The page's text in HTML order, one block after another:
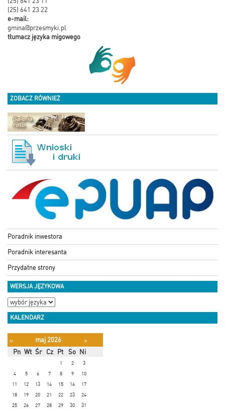
(25) 641 23 22
e-mail:
gmina@przesmyki.pl
tłumacz języka migowego
ZOBACZ RÓWNIEŻ
Poradnik inwestora
Poradnik interesanta
Przydatne strony
WERSJA JĘZYKOWA
KALENDARZ
« maj 2026
»
Pn Wt Śr Cz Pt So Ni
1 2
3
4
5 6 7 8 9
10
11
12 13 14 15 16
17
18
19 20 21 22 23
24
25
26 27 28 29 30 31